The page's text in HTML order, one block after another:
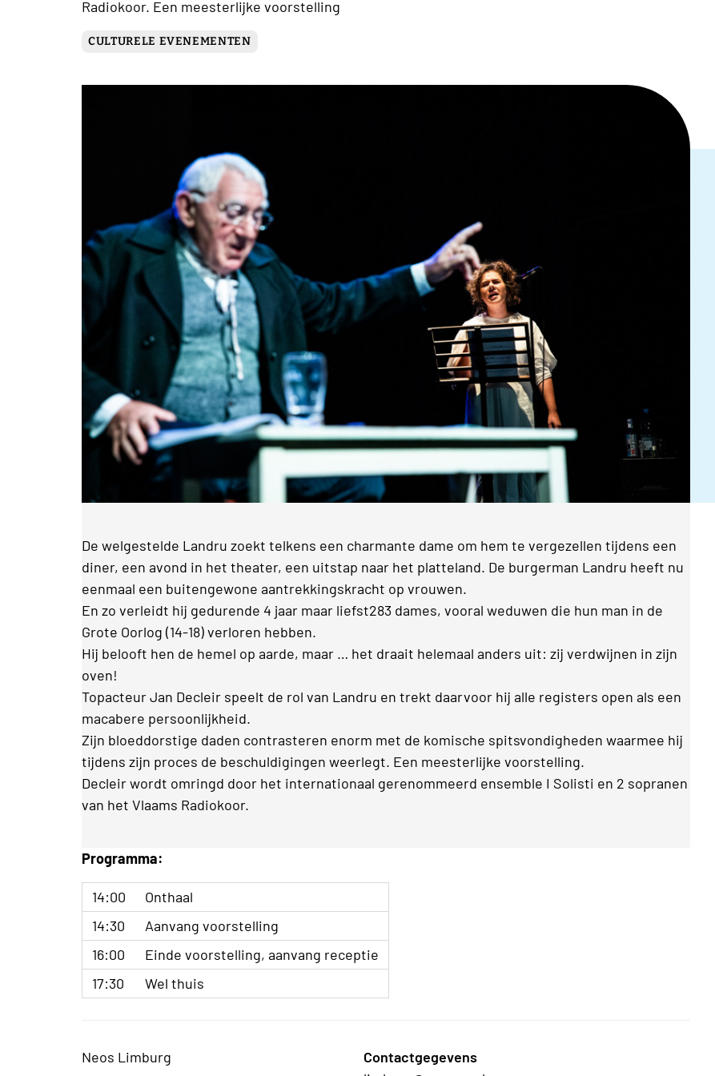
Radiokoor. Een meesterlijke voorstelling
CULTURELE EVENEMENTEN
De welgestelde Landru zoekt telkens een charmante dame om hem te vergezellen tijdens een
diner, een avond in het theater, een uitstap naar het platteland. De burgerman Landru heeft nu
eenmaal een buitengewone aantrekkingskracht op vrouwen.
En zo verleidt hij gedurende 4 jaar maar liefst283 dames, vooral weduwen die hun man in de
Grote Oorlog (14-18) verloren hebben.
Hij belooft hen de hemel op aarde, maar … het draait helemaal anders uit: zij verdwijnen in zijn
oven!
Topacteur Jan Decleir speelt de rol van Landru en trekt daarvoor hij alle registers open als een
macabere persoonlijkheid.
Zijn bloeddorstige daden contrasteren enorm met de komische spitsvondigheden waarmee hij
tijdens zijn proces de beschuldigingen weerlegt. Een meesterlijke voorstelling.
Decleir wordt omringd door het internationaal gerenommeerd ensemble I Solisti en 2 sopranen
van het Vlaams Radiokoor.
Programma:
14:00
Onthaal
14:30
Aanvang voorstelling
16:00
Einde voorstelling, aanvang receptie
17:30
Wel thuis
Neos Limburg
Contactgegevens